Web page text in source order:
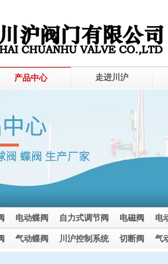
产品中心 走进川沪
电动蝶阀 自力式调节阀 电磁阀 电
气动蝶阀 川沪控制系统 切断阀 气